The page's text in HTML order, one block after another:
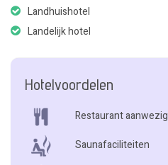
Landhuishotel
Landelijk hotel
Hotelvoordelen
Restaurant aanwezig
Saunafaciliteiten